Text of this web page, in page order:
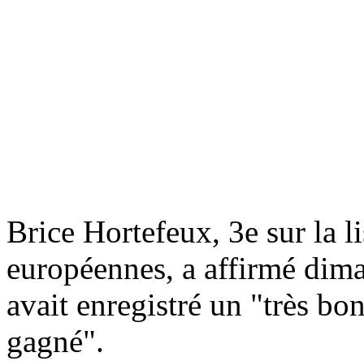
Brice Hortefeux, 3e sur la
européennes, a affirmé
avait enregistré un "très
gagné".